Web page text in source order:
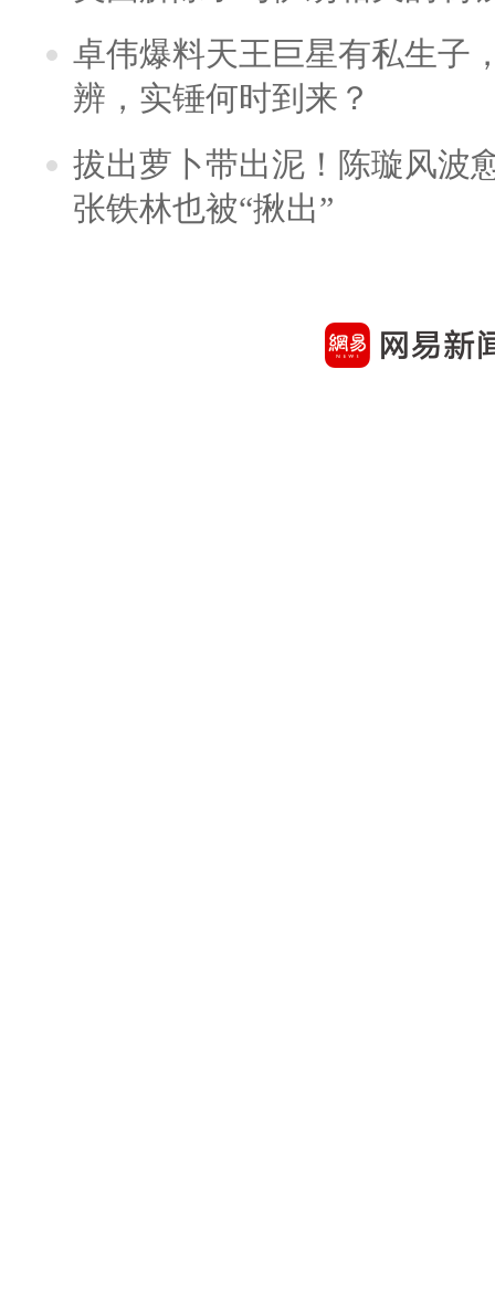
卓伟爆料天王巨星有私生子
辨，实锤何时到来？
拔出萝卜带出泥！陈璇风波
张铁林也被“揪出”